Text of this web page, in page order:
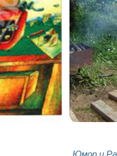
Юмор и